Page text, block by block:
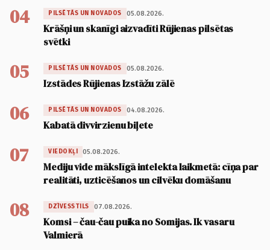
04 PILSĒTĀS UN NOVADOS 05.08.2026.
Krāšņi un skanīgi aizvadīti Rūjienas pilsētas
svētki
05 PILSĒTĀS UN NOVADOS 05.08.2026.
Izstādes Rūjienas Izstāžu zālē
06 PILSĒTĀS UN NOVADOS 04.08.2026.
Kabatā divvirzienu biļete
07 VIEDOKĻI 05.08.2026.
Mediju vide mākslīgā intelekta laikmetā: cīņa par
realitāti, uzticēšanos un cilvēku domāšanu
08 DZĪVESSTILS 07.08.2026.
Komsi – čau-čau puika no Somijas. Ik vasaru
Valmierā